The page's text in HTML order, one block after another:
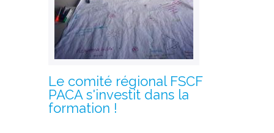
Le comité régional FSCF
PACA s'investit dans la
formation !